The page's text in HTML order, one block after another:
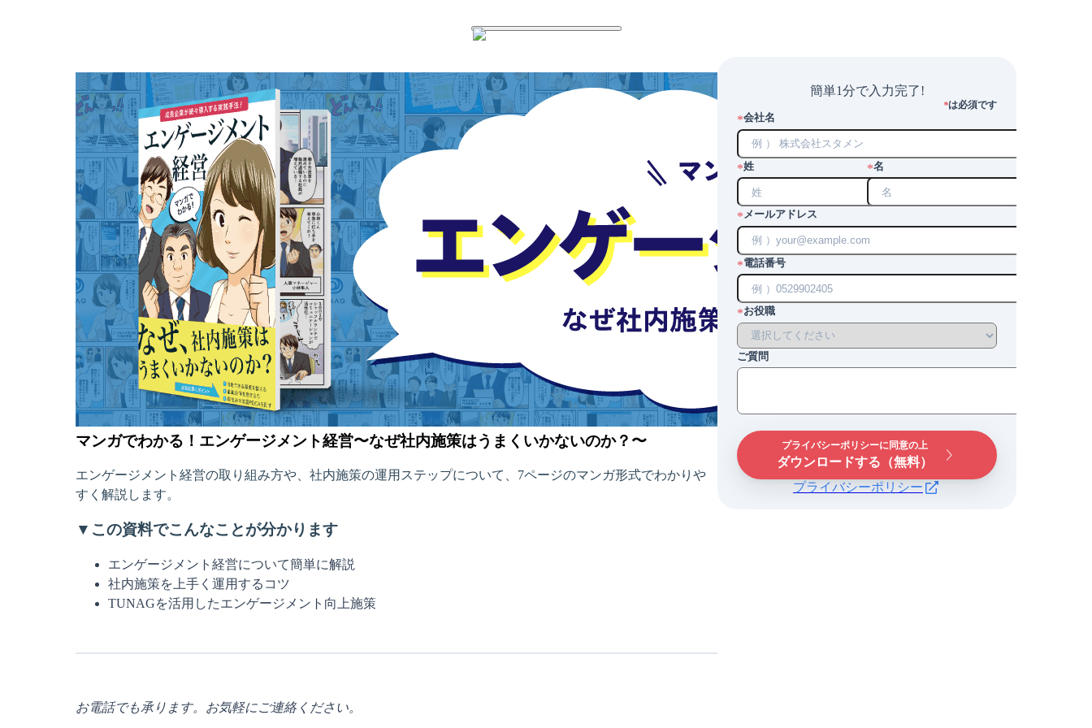
マンガでわかる！エンゲージメント経営〜なぜ社内施策はうまくいかないのか？〜
エンゲージメント経営の取り組み方や、社内施策の運用ステップについて、7ページのマンガ形式でわかりや
すく解説します。
▼この資料でこんなことが分かります
エンゲージメント経営について簡単に解説
社内施策を上手く運用するコツ
TUNAGを活用したエンゲージメント向上施策
お電話でも承ります。お気軽にご連絡ください。
簡単1分で入力完了!
*は必須です
*会社名
*姓 *名
*メールアドレス
*電話番号
*お役職
ご質問
プライバシーポリシーに同意の上
ダウンロードする（無料）
プライバシーポリシー